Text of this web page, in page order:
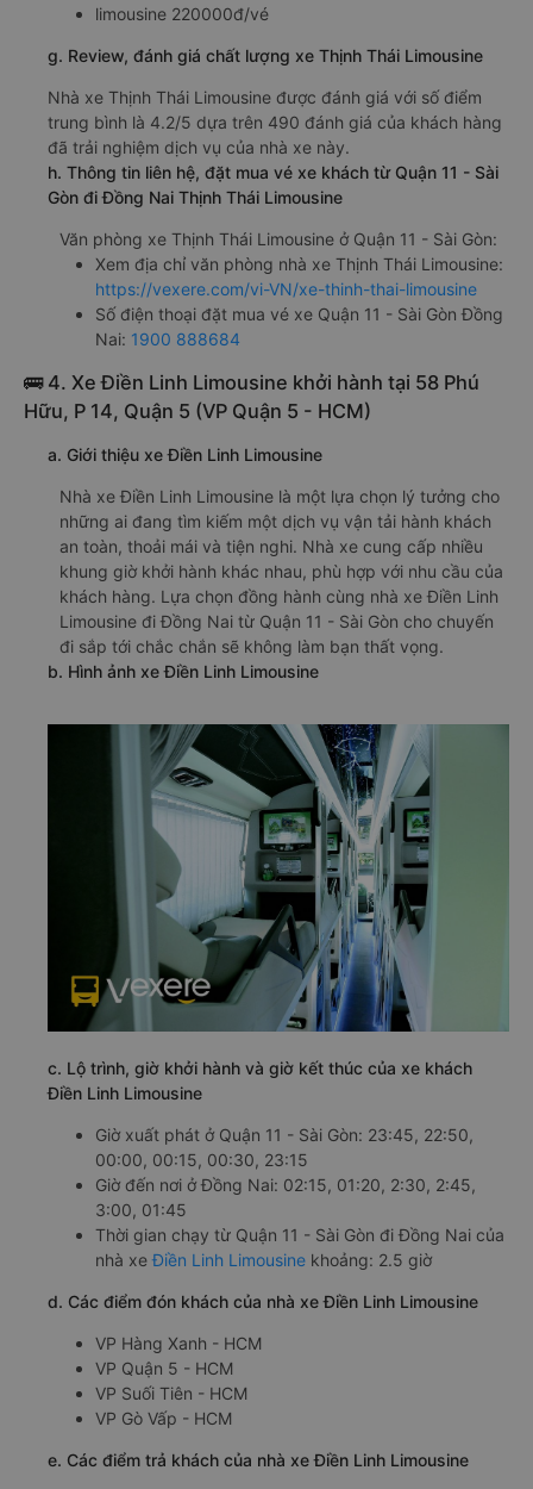
limousine 220000đ/vé
g. Review, đánh giá chất lượng xe Thịnh Thái Limousine
Nhà xe Thịnh Thái Limousine được đánh giá với số điểm
trung bình là 4.2/5 dựa trên 490 đánh giá của khách hàng
đã trải nghiệm dịch vụ của nhà xe này.
h. Thông tin liên hệ, đặt mua vé xe khách từ Quận 11 - Sài
Gòn đi Đồng Nai Thịnh Thái Limousine
Văn phòng xe Thịnh Thái Limousine ở Quận 11 - Sài Gòn:
Xem địa chỉ văn phòng nhà xe Thịnh Thái Limousine:
https://vexere.com/vi-VN/xe-thinh-thai-limousine
Số điện thoại đặt mua vé xe Quận 11 - Sài Gòn Đồng
Nai: 1900 888684
🚌 4. Xe Điền Linh Limousine khởi hành tại 58 Phú
Hữu, P 14, Quận 5 (VP Quận 5 - HCM)
a. Giới thiệu xe Điền Linh Limousine
Nhà xe Điền Linh Limousine là một lựa chọn lý tưởng cho
những ai đang tìm kiếm một dịch vụ vận tải hành khách
an toàn, thoải mái và tiện nghi. Nhà xe cung cấp nhiều
khung giờ khởi hành khác nhau, phù hợp với nhu cầu của
khách hàng. Lựa chọn đồng hành cùng nhà xe Điền Linh
Limousine đi Đồng Nai từ Quận 11 - Sài Gòn cho chuyến
đi sắp tới chắc chắn sẽ không làm bạn thất vọng.
b. Hình ảnh xe Điền Linh Limousine
c. Lộ trình, giờ khởi hành và giờ kết thúc của xe khách
Điền Linh Limousine
Giờ xuất phát ở Quận 11 - Sài Gòn: 23:45, 22:50,
00:00, 00:15, 00:30, 23:15
Giờ đến nơi ở Đồng Nai: 02:15, 01:20, 2:30, 2:45,
3:00, 01:45
Thời gian chạy từ Quận 11 - Sài Gòn đi Đồng Nai của
nhà xeĐiền Linh Limousine khoảng: 2.5 giờ
d. Các điểm đón khách của nhà xe Điền Linh Limousine
VP Hàng Xanh - HCM
VP Quận 5 - HCM
VP Suối Tiên - HCM
VP Gò Vấp - HCM
e. Các điểm trả khách của nhà xe Điền Linh Limousine